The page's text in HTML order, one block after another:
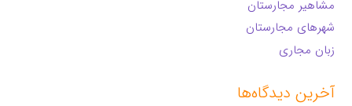
مشاهیر مجارستان
شهرهای مجارستان
زبان مجاری
آخرین دیدگاه‌ها